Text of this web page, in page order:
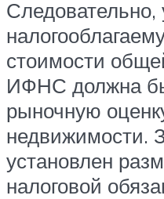
Следовательно,
стоимости
ИФНС должна
рыночную
недвижимости.
установлен
налоговой